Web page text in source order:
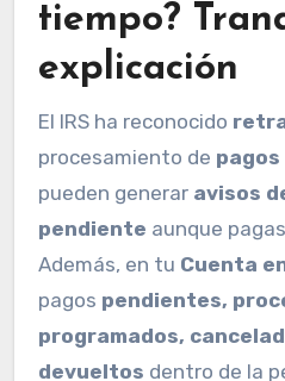
tiempo?
explicación
El IRS ha reconocido
procesamiento de
pueden generar avisos
pendiente aunque
Además, en tu Cuenta
pagos pendientes,
programados,
devueltos dentro de la